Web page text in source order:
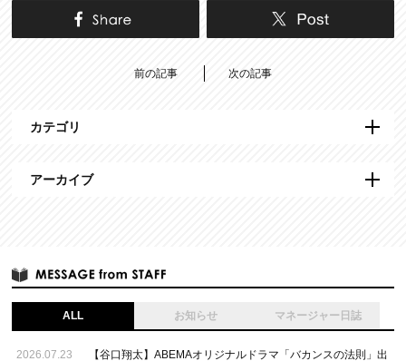
前の記事 次の記事
カテゴリ
アーカイブ
ALL お知らせ マネージャー日誌
2026.07.23
【谷口翔太】ABEMAオリジナルドラマ「バカンスの法則」出